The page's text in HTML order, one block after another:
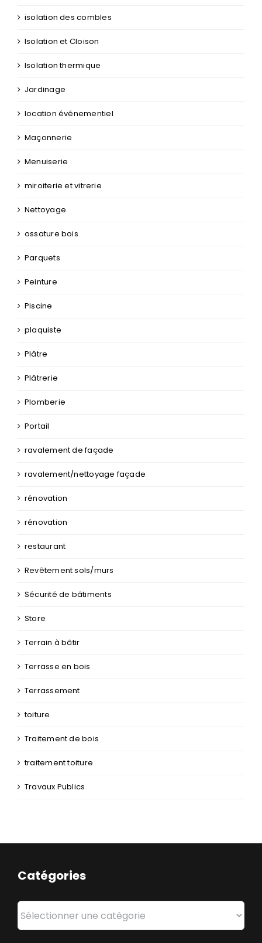
isolation des combles
Isolation et Cloison
Isolation thermique
Jardinage
location événementiel
Maçonnerie
Menuiserie
miroiterie et vitrerie
Nettoyage
ossature bois
Parquets
Peinture
Piscine
plaquiste
Plâtre
Plâtrerie
Plomberie
Portail
ravalement de façade
ravalement/nettoyage façade
rénovation
rénovation
restaurant
Revêtement sols/murs
Sécurité de bâtiments
Store
Terrain à bâtir
Terrasse en bois
Terrassement
toiture
Traitement de bois
traitement toiture
Travaux Publics
Catégories
Catégories